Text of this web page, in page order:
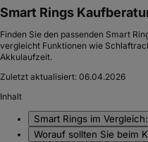
Smart Rings
Finden Sie den passenden Smart
vergleicht Funktionen wie
Akkulaufzeit.
Zuletzt aktualisiert: 06.04.2026
Inhalt
Smart Rings im
Worauf sollten Sie beim